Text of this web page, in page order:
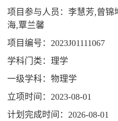
项目参与人员：李慧芳,曾锦
海,覃兰馨
项目编号：2023J01111067
学科门类：理学
一级学科：物理学
立项时间：2023-08-01
计划完成时间：2026-08-01